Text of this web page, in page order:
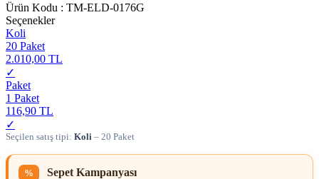
Ürün Kodu : TM-ELD-0176G
Seçenekler
Koli
20 Paket
2.010,00 TL
✓
Paket
1 Paket
116,90 TL
✓
Seçilen satış tipi: Koli – 20 Paket
% Sepet Kampanyası